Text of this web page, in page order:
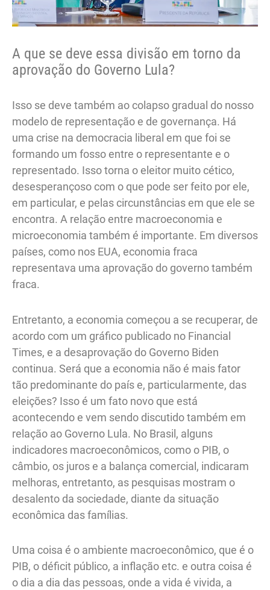
A que se deve essa divisão em torno da
aprovação do Governo Lula?
Isso se deve também ao colapso gradual do nosso
modelo de representação e de governança. Há
uma crise na democracia liberal em que foi se
formando um fosso entre o representante e o
representado. Isso torna o eleitor muito cético,
desesperançoso com o que pode ser feito por ele,
em particular, e pelas circunstâncias em que ele se
encontra. A relação entre macroeconomia e
microeconomia também é importante. Em diversos
países, como nos EUA, economia fraca
representava uma aprovação do governo também
fraca.
Entretanto, a economia começou a se recuperar, de
acordo com um gráfico publicado no Financial
Times, e a desaprovação do Governo Biden
continua. Será que a economia não é mais fator
tão predominante do país e, particularmente, das
eleições? Isso é um fato novo que está
acontecendo e vem sendo discutido também em
relação ao Governo Lula. No Brasil, alguns
indicadores macroeconômicos, como o PIB, o
câmbio, os juros e a balança comercial, indicaram
melhoras, entretanto, as pesquisas mostram o
desalento da sociedade, diante da situação
econômica das famílias.
Uma coisa é o ambiente macroeconômico, que é o
PIB, o déficit público, a inflação etc. e outra coisa é
o dia a dia das pessoas, onde a vida é vivida, a